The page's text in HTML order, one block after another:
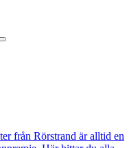
från Rörstrand är alltid en